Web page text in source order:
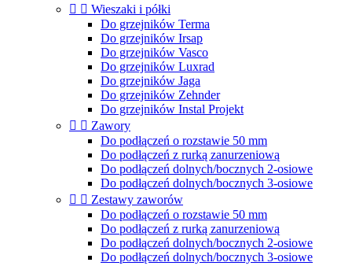
  Wieszaki i półki
Do grzejników Terma
Do grzejników Irsap
Do grzejników Vasco
Do grzejników Luxrad
Do grzejników Jaga
Do grzejników Zehnder
Do grzejników Instal Projekt
  Zawory
Do podłączeń o rozstawie 50 mm
Do podłączeń z rurką zanurzeniową
Do podłączeń dolnych/bocznych 2-osiowe
Do podłączeń dolnych/bocznych 3-osiowe
  Zestawy zaworów
Do podłączeń o rozstawie 50 mm
Do podłączeń z rurką zanurzeniową
Do podłączeń dolnych/bocznych 2-osiowe
Do podłączeń dolnych/bocznych 3-osiowe